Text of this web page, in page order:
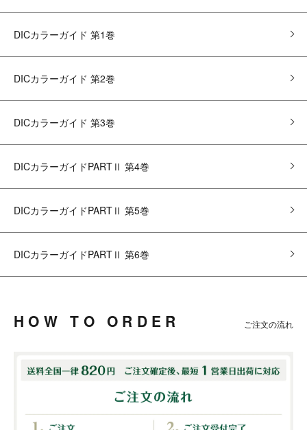
DICカラーガイド 第1巻
DICカラーガイド 第2巻
DICカラーガイド 第3巻
DICカラーガイドPARTⅡ 第4巻
DICカラーガイドPARTⅡ 第5巻
DICカラーガイドPARTⅡ 第6巻
HOW TO ORDER ご注文の流れ